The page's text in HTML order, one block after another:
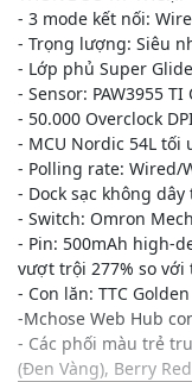
- 3 mode kết nối:
- Trọng lượng: Siêu
- Lớp phủ Super
- Sensor: PAW3955
- 50.000 Overclock
- MCU Nordic 54L tối
- Polling rate: Wired/
- Dock sạc không dây
- Switch: Omron
- Pin: 500mAh high-
vượt trội 277% so với
- Con lăn: TTC
-Mchose Web Hub
- Các phối màu trẻ
(Đen Vàng), Berry